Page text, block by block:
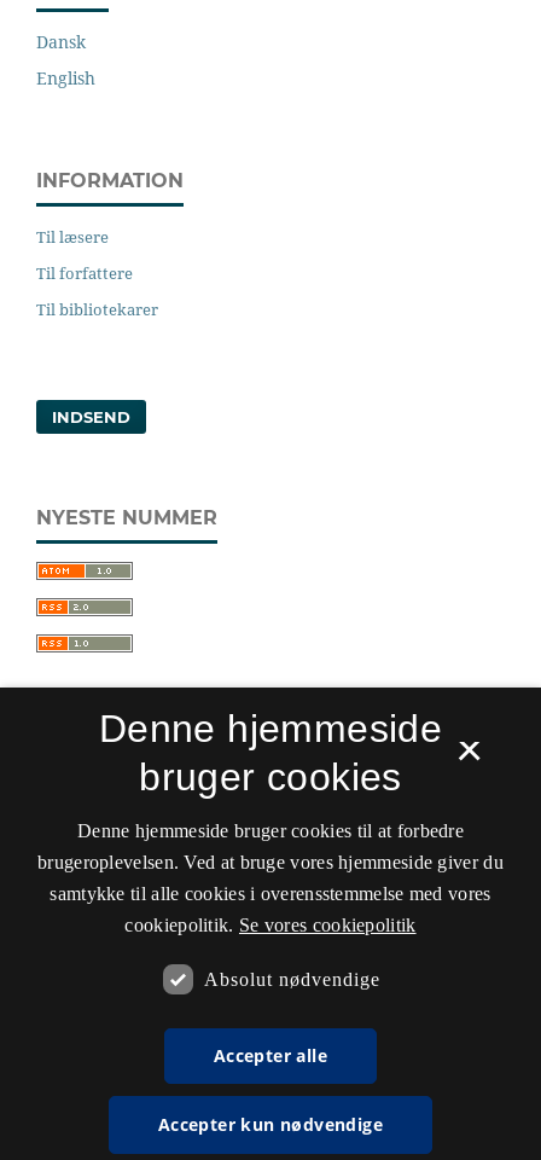
Dansk
English
INFORMATION
Til læsere
Til forfattere
Til bibliotekarer
INDSEND
NYESTE NUMMER
Sprogforum. Tidsskrift for sprog- og
kulturpædagogik
ISSN 0909-9328 (Trykt)
ISSN 1399-8617 (Online)
Tilgængelighedserklæring
Det Kgl. Bibliotek
×
Denne hjemmeside
bruger cookies
Denne hjemmeside bruger cookies til at forbedre
brugeroplevelsen. Ved at bruge vores hjemmeside giver du
samtykke til alle cookies i overensstemmelse med vores
cookiepolitik. Se vores cookiepolitik
Absolut nødvendige
Accepter alle
Accepter kun nødvendige